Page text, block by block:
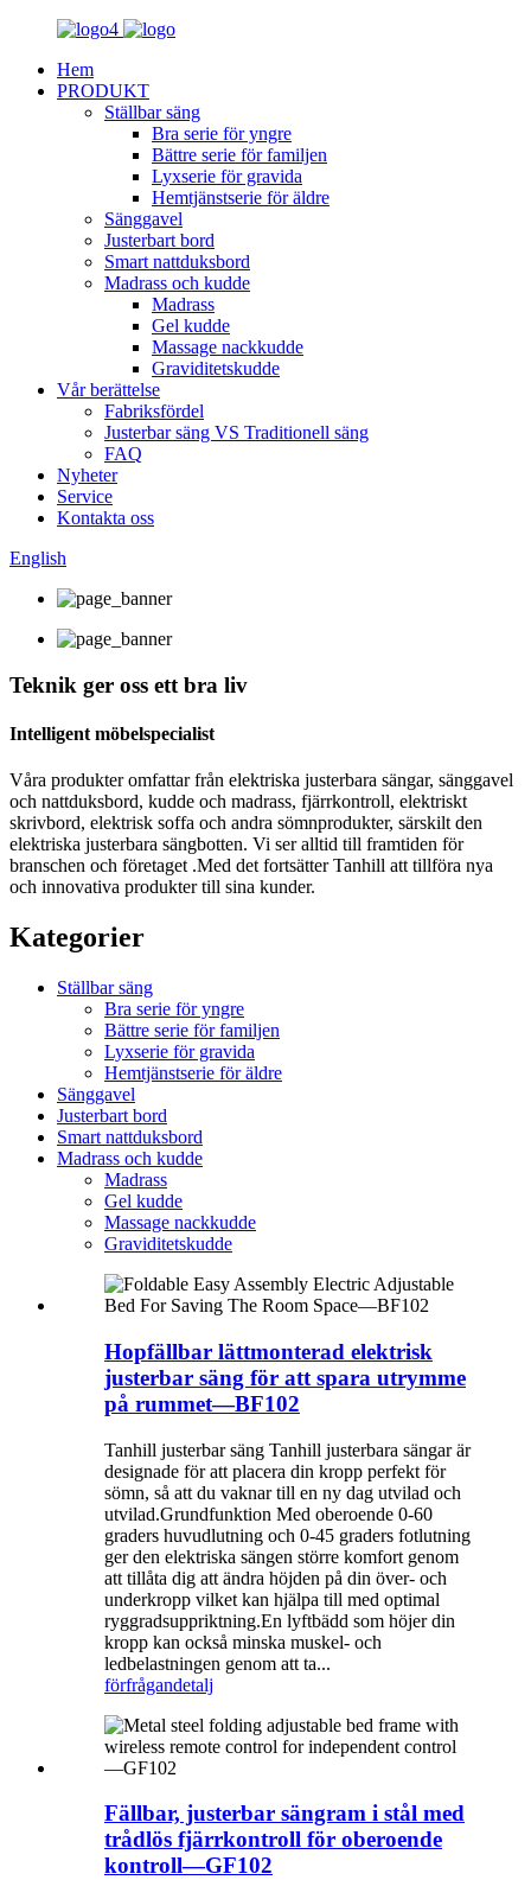
Hem
PRODUKT
Ställbar säng
Bra serie för yngre
Bättre serie för familjen
Lyxserie för gravida
Hemtjänstserie för äldre
Sänggavel
Justerbart bord
Smart nattduksbord
Madrass och kudde
Madrass
Gel kudde
Massage nackkudde
Graviditetskudde
Vår berättelse
Fabriksfördel
Justerbar säng VS Traditionell säng
FAQ
Nyheter
Service
Kontakta oss
English
Teknik ger oss ett bra liv
Intelligent möbelspecialist
Våra produkter omfattar från elektriska justerbara sängar, sänggavel
och nattduksbord, kudde och madrass, fjärrkontroll, elektriskt
skrivbord, elektrisk soffa och andra sömnprodukter, särskilt den
elektriska justerbara sängbotten. Vi ser alltid till framtiden för
branschen och företaget .Med det fortsätter Tanhill att tillföra nya
och innovativa produkter till sina kunder.
Kategorier
Ställbar säng
Bra serie för yngre
Bättre serie för familjen
Lyxserie för gravida
Hemtjänstserie för äldre
Sänggavel
Justerbart bord
Smart nattduksbord
Madrass och kudde
Madrass
Gel kudde
Massage nackkudde
Graviditetskudde
Hopfällbar lättmonterad elektrisk
justerbar säng för att spara utrymme
på rummet—BF102
Tanhill justerbar säng Tanhill justerbara sängar är
designade för att placera din kropp perfekt för
sömn, så att du vaknar till en ny dag utvilad och
utvilad.Grundfunktion Med oberoende 0-60
graders huvudlutning och 0-45 graders fotlutning
ger den elektriska sängen större komfort genom
att tillåta dig att ändra höjden på din över- och
underkropp vilket kan hjälpa till med optimal
ryggradsuppriktning.En lyftbädd som höjer din
kropp kan också minska muskel- och
ledbelastningen genom att ta...
förfrågandetalj
Fällbar, justerbar sängram i stål med
trådlös fjärrkontroll för oberoende
kontroll—GF102